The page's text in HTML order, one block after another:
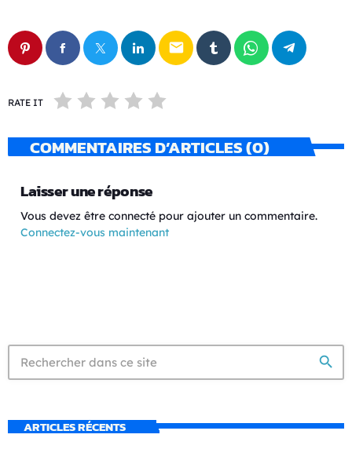
email
RATE IT
COMMENTAIRES D’ARTICLES (0)
Laisser une réponse
Vous devez être connecté pour ajouter un commentaire.
Connectez-vous maintenant
search
ARTICLES RÉCENTS